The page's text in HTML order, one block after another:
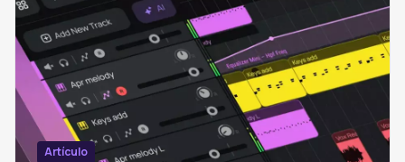
Artículo